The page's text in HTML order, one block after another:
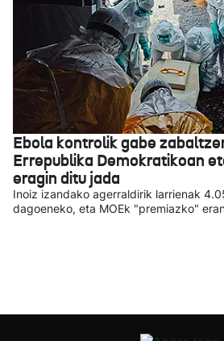
Ebola kontrolik gabe
Errepublika Demokratikoan
eragin ditu jada
Inoiz izandako agerraldirik larrienak
dagoeneko, eta MOEk "premiazko"